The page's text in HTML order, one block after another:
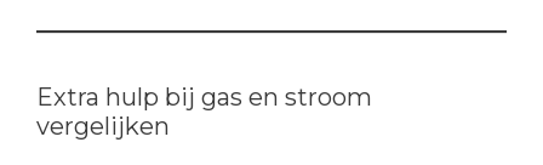
Extra hulp bij gas en stroom
vergelijken